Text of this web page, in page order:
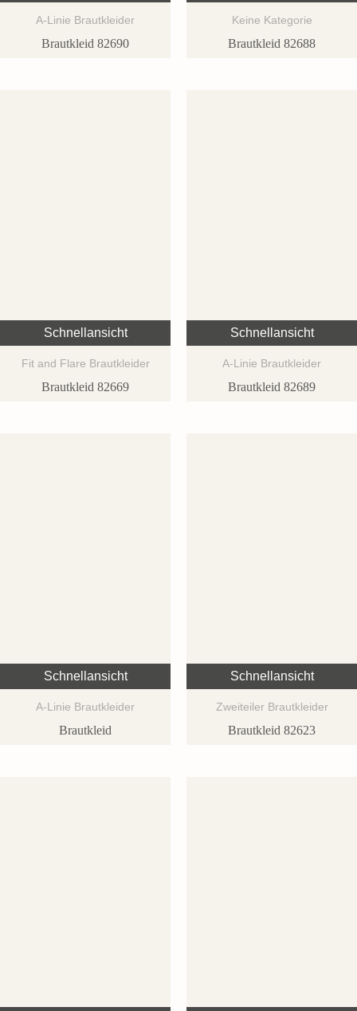
A-Linie Brautkleider
Brautkleid 82690
Keine Kategorie
Brautkleid 82688
Schnellansicht
Fit and Flare Brautkleider
Brautkleid 82669
Schnellansicht
A-Linie Brautkleider
Brautkleid 82689
Schnellansicht
A-Linie Brautkleider
Brautkleid
Schnellansicht
Zweiteiler Brautkleider
Brautkleid 82623